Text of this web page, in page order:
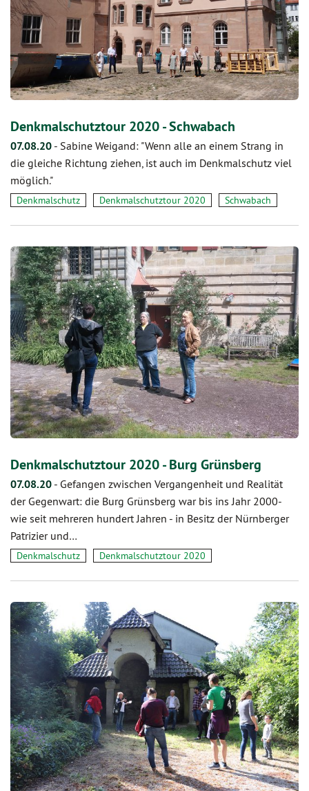
Denkmalschutztour 2020 - Schwabach
07.08.20 - Sabine Weigand: "Wenn alle an einem Strang in
die gleiche Richtung ziehen, ist auch im Denkmalschutz viel
möglich."
Denkmalschutz Denkmalschutztour 2020 Schwabach
Denkmalschutztour 2020 - Burg Grünsberg
07.08.20 - Gefangen zwischen Vergangenheit und Realität
der Gegenwart: die Burg Grünsberg war bis ins Jahr 2000-
wie seit mehreren hundert Jahren - in Besitz der Nürnberger
Patrizier und…
Denkmalschutz Denkmalschutztour 2020